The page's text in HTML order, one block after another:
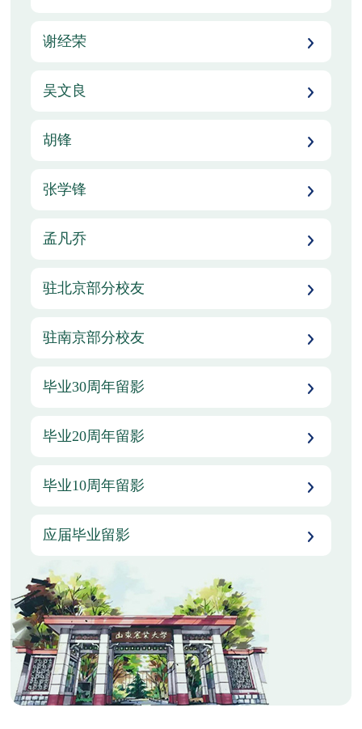
谢经荣
吴文良
胡锋
张学锋
孟凡乔
驻北京部分校友
驻南京部分校友
毕业30周年留影
毕业20周年留影
毕业10周年留影
应届毕业留影